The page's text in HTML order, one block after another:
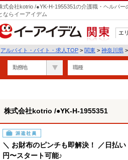
式会社kotrio /●YK-H-1955351の介護職・ヘルパ
ならイーアイデム
関東
エ
アルバイト・バイト・求人TOP > 関東 > 神奈川県 >
勤務地 職種
株式会社kotrio /●YK-H-1955351
派遣社員
＼ お財布のピンチも即解決！ ／日払
円〜スタート可能♪